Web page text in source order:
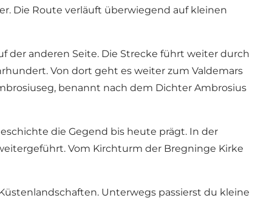
Die Route verläuft überwiegend auf kleinen
der anderen Seite. Die Strecke führt weiter durch
Von dort geht es weiter zum Valdemars
benannt nach dem Dichter Ambrosius
die Gegend bis heute prägt. In der
Vom Kirchturm der Bregninge Kirke
Unterwegs passierst du kleine